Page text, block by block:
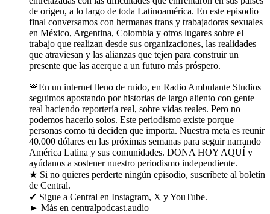
de origen, a lo largo de toda Latinoamérica. En este episodio
final conversamos con hermanas trans y trabajadoras sexuales
en México, Argentina, Colombia y otros lugares sobre el
trabajo que realizan desde sus organizaciones, las realidades
que atraviesan y las alianzas que tejen para construir un
presente que las acerque a un futuro más próspero.
🚨En un internet lleno de ruido, en Radio Ambulante Studios
seguimos apostando por historias de largo aliento con gente
real haciendo reportería real, sobre vidas reales. Pero no
podemos hacerlo solos. Este periodismo existe porque
personas como tú deciden que importa. Nuestra meta es reunir
40.000 dólares en las próximas semanas para seguir narrando
América Latina y sus comunidades. DONA HOY AQUÍ y
ayúdanos a sostener nuestro periodismo independiente.
★ Si no quieres perderte ningún episodio, suscríbete al boletín
de Central.
✔ Sigue a Central en Instagram, X y YouTube.
► Más en centralpodcast.audio